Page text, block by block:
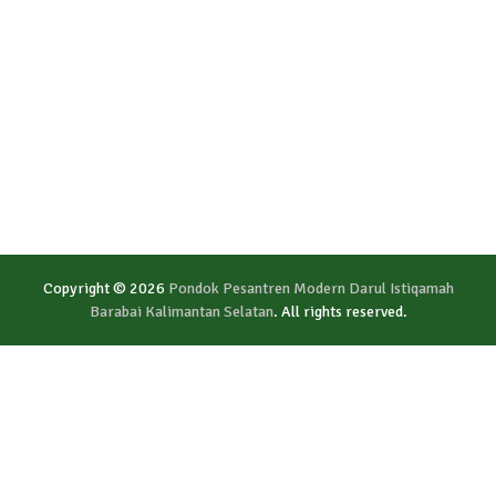
Copyright © 2026 Pondok Pesantren Modern Darul Istiqamah
Barabai Kalimantan Selatan. All rights reserved.